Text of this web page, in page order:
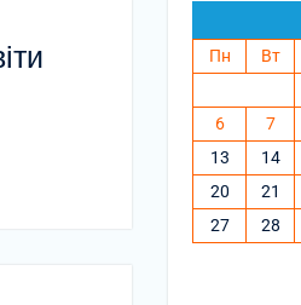
Пн
Вт
6
7
13
14
20
21
27
28